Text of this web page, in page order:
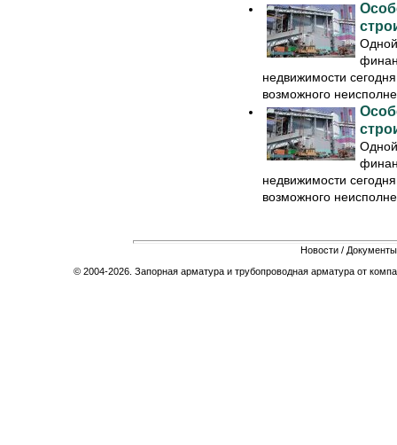
Одной
недвижимости
возможного
Одной
недвижимости
возможного
Новости / Документы
© 2004-2026. Запорная арматура и трубопроводная арматура от